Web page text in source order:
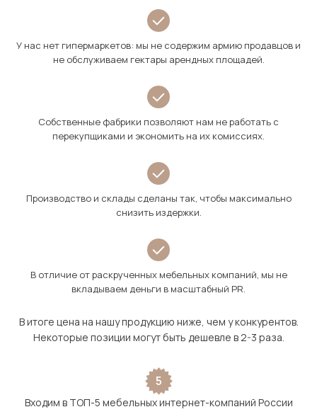
У нас нет гипермаркетов: мы не содержим армию продавцов и
не обслуживаем гектары арендных площадей.
Собственные фабрики позволяют нам не работать с
перекупщиками и экономить на их комиссиях.
Производство и склады сделаны так, чтобы максимально
снизить издержки.
В отличие от раскрученных мебельных компаний, мы не
вкладываем деньги в масштабный PR.
В итоге цена на нашу продукцию ниже, чем у конкурентов.
Некоторые позиции могут быть дешевле в 2-3 раза.
5
Входим в ТОП-5 мебельных интернет-компаний России